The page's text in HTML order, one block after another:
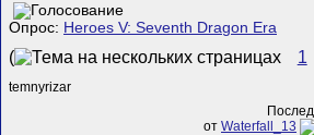
Опрос: Heroes V: Seventh Dragon Era
( 1
temnyrizar
от Waterfall_13